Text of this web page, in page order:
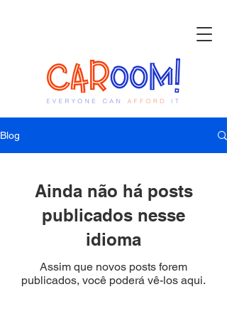
Blog
Ainda não há posts
publicados nesse
idioma
Assim que novos posts forem
publicados, você poderá vê-los aqui.